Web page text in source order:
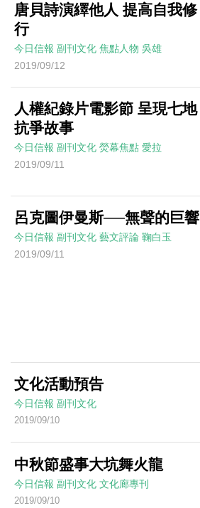
唐貝詩演繹他人 提高自我修
行
今日信報 副刊文化 焦點人物 吳雄
2019/09/12
人權紀錄片電影節 呈現七地
抗爭故事
今日信報 副刊文化 熒幕焦點 愛拉
2019/09/11
呂克圖伊曼斯──無聲的巨響
今日信報 副刊文化 藝文評論 鞠白玉
2019/09/11
文化活動預告
今日信報 副刊文化
2019/09/10
中秋節盛事大坑舞火龍
今日信報 副刊文化 文化廊專刊
2019/09/10